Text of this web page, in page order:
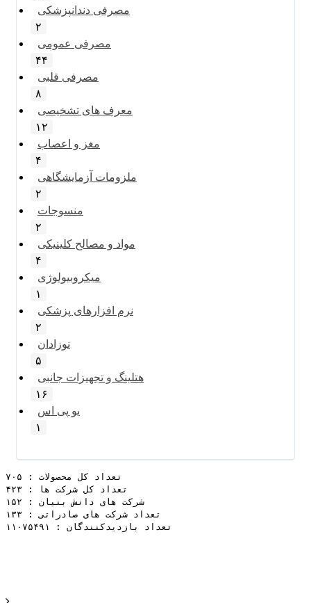
مصرفی دندانپزشکی
۲
مصرفی عمومی
۴۴
مصرفی قلبی
۸
معرف های تشخیصی
۱۲
مغز و اعصاب
۴
ملزومات آزمایشگاهی
۲
منسوجات
۲
مواد و مصالح کلینیکی
۴
میکروبیولوژی
۱
نرم افزارهای پزشکی
۲
نوزادان
۵
هتلینگ و تجهیزات جانبی
۱۶
یو پی اس
۱
تعداد کل محصولات : ۷۰۵
تعداد کل شرکت ها : ۴۲۳
شرکت های دانش بنیان : ۱۵۲
تعداد شرکت های صادراتی : ۱۳۳
تعداد بازدیدکنندگان : ۱۱۰۷۵۴۹۱